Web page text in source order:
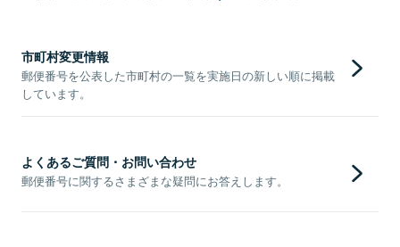
市町村変更情報
郵便番号を公表した市町村の一覧を実施日の新しい順に掲載
しています。
よくあるご質問・お問い合わせ
郵便番号に関するさまざまな疑問にお答えします。